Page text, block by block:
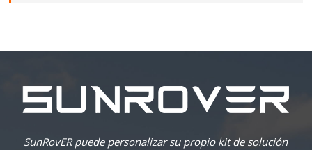
SunRovER puede personalizar su propio kit de solución